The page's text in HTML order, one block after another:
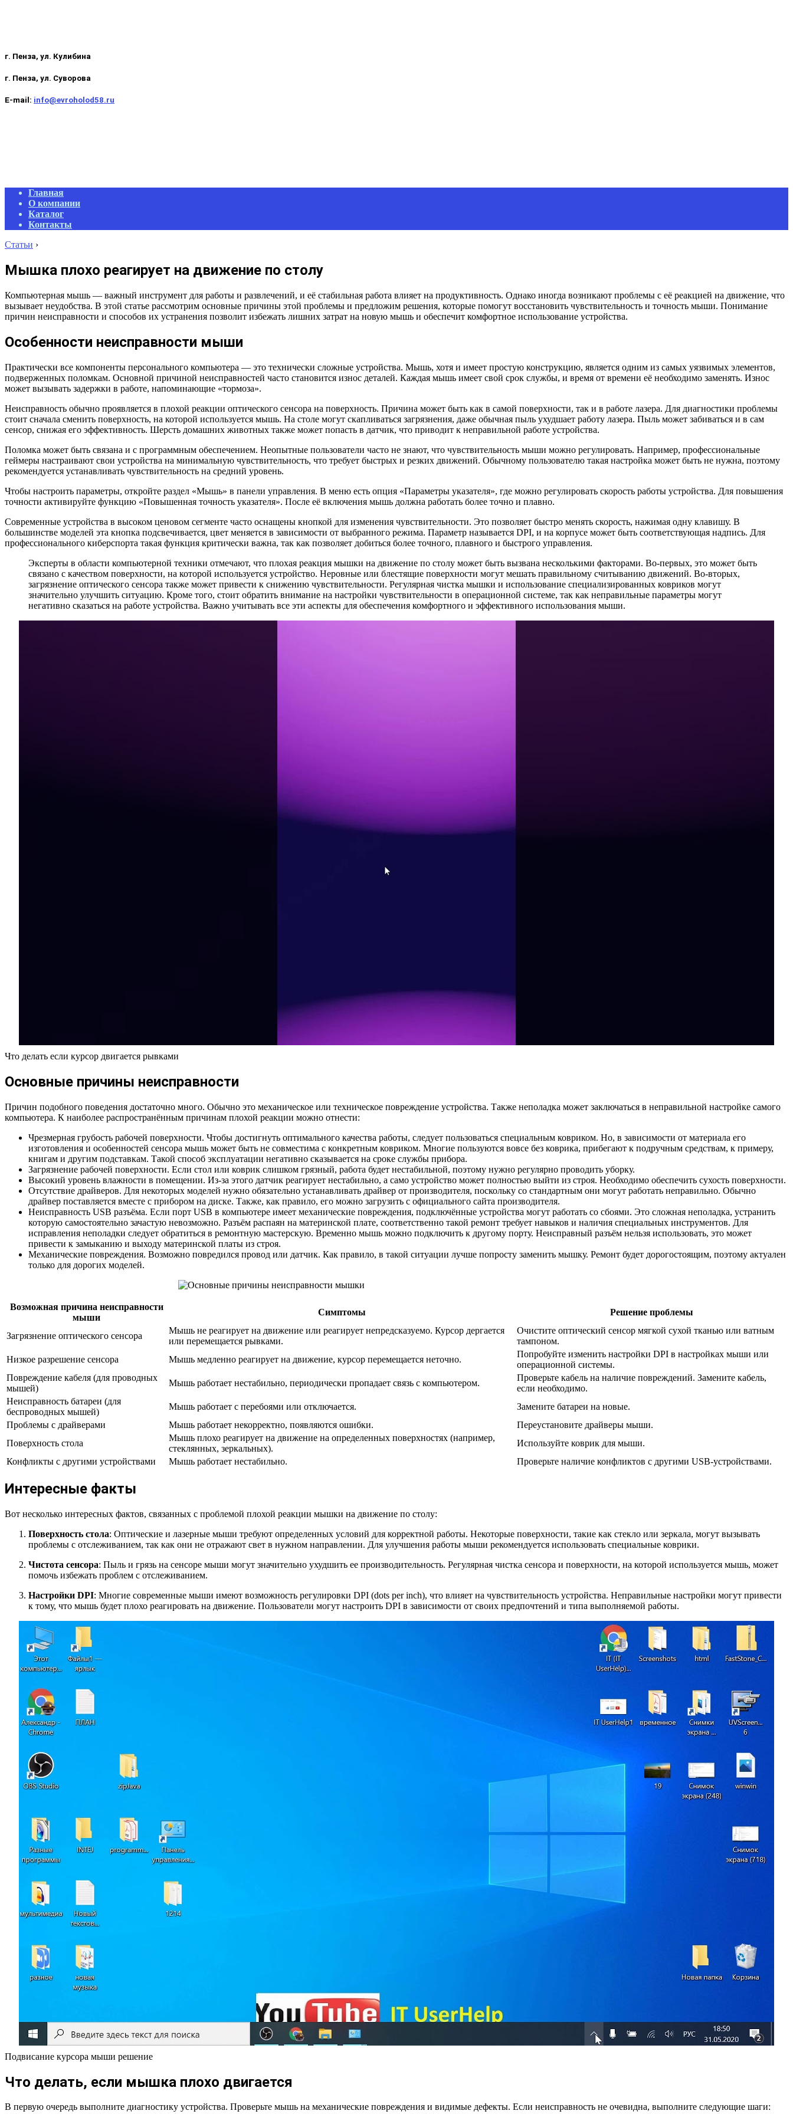
г. Пенза, ул. Кулибина
г. Пенза, ул. Суворова
E-mail: info@evroholod58.ru
Primary
Navigation
Menu
Главная
О компании
Каталог
Контакты
Статьи ›
Мышка плохо реагирует на движение по столу
Компьютерная мышь — важный инструмент для работы и развлечений, и её стабильная работа влияет на продуктивность. Однако иногда возникают проблемы с её реакцией на движение, что
вызывает неудобства. В этой статье рассмотрим основные причины этой проблемы и предложим решения, которые помогут восстановить чувствительность и точность мыши. Понимание
причин неисправности и способов их устранения позволит избежать лишних затрат на новую мышь и обеспечит комфортное использование устройства.
Особенности неисправности мыши
Практически все компоненты персонального компьютера — это технически сложные устройства. Мышь, хотя и имеет простую конструкцию, является одним из самых уязвимых элементов,
подверженных поломкам. Основной причиной неисправностей часто становится износ деталей. Каждая мышь имеет свой срок службы, и время от времени её необходимо заменять. Износ
может вызывать задержки в работе, напоминающие «тормоза».
Неисправность обычно проявляется в плохой реакции оптического сенсора на поверхность. Причина может быть как в самой поверхности, так и в работе лазера. Для диагностики проблемы
стоит сначала сменить поверхность, на которой используется мышь. На столе могут скапливаться загрязнения, даже обычная пыль ухудшает работу лазера. Пыль может забиваться и в сам
сенсор, снижая его эффективность. Шерсть домашних животных также может попасть в датчик, что приводит к неправильной работе устройства.
Поломка может быть связана и с программным обеспечением. Неопытные пользователи часто не знают, что чувствительность мыши можно регулировать. Например, профессиональные
геймеры настраивают свои устройства на минимальную чувствительность, что требует быстрых и резких движений. Обычному пользователю такая настройка может быть не нужна, поэтому
рекомендуется устанавливать чувствительность на средний уровень.
Чтобы настроить параметры, откройте раздел «Мышь» в панели управления. В меню есть опция «Параметры указателя», где можно регулировать скорость работы устройства. Для повышения
точности активируйте функцию «Повышенная точность указателя». После её включения мышь должна работать более точно и плавно.
Современные устройства в высоком ценовом сегменте часто оснащены кнопкой для изменения чувствительности. Это позволяет быстро менять скорость, нажимая одну клавишу. В
большинстве моделей эта кнопка подсвечивается, цвет меняется в зависимости от выбранного режима. Параметр называется DPI, и на корпусе может быть соответствующая надпись. Для
профессионального киберспорта такая функция критически важна, так как позволяет добиться более точного, плавного и быстрого управления.
Эксперты в области компьютерной техники отмечают, что плохая реакция мышки на движение по столу может быть вызвана несколькими факторами. Во-первых, это может быть
связано с качеством поверхности, на которой используется устройство. Неровные или блестящие поверхности могут мешать правильному считыванию движений. Во-вторых,
загрязнение оптического сенсора также может привести к снижению чувствительности. Регулярная чистка мышки и использование специализированных ковриков могут
значительно улучшить ситуацию. Кроме того, стоит обратить внимание на настройки чувствительности в операционной системе, так как неправильные параметры могут
негативно сказаться на работе устройства. Важно учитывать все эти аспекты для обеспечения комфортного и эффективного использования мыши.
Что делать если курсор двигается рывками
Основные причины неисправности
Причин подобного поведения достаточно много. Обычно это механическое или техническое повреждение устройства. Также неполадка может заключаться в неправильной настройке самого
компьютера. К наиболее распространённым причинам плохой реакции можно отнести:
Чрезмерная грубость рабочей поверхности. Чтобы достигнуть оптимального качества работы, следует пользоваться специальным ковриком. Но, в зависимости от материала его
изготовления и особенностей сенсора мышь может быть не совместима с конкретным ковриком. Многие пользуются вовсе без коврика, прибегают к подручным средствам, к примеру,
книгам и другим подставкам. Такой способ эксплуатации негативно сказывается на сроке службы прибора.
Загрязнение рабочей поверхности. Если стол или коврик слишком грязный, работа будет нестабильной, поэтому нужно регулярно проводить уборку.
Высокий уровень влажности в помещении. Из-за этого датчик реагирует нестабильно, а само устройство может полностью выйти из строя. Необходимо обеспечить сухость поверхности.
Отсутствие драйверов. Для некоторых моделей нужно обязательно устанавливать драйвер от производителя, поскольку со стандартным они могут работать неправильно. Обычно
драйвер поставляется вместе с прибором на диске. Также, как правило, его можно загрузить с официального сайта производителя.
Неисправность USB разъёма. Если порт USB в компьютере имеет механические повреждения, подключённые устройства могут работать со сбоями. Это сложная неполадка, устранить
которую самостоятельно зачастую невозможно. Разъём распаян на материнской плате, соответственно такой ремонт требует навыков и наличия специальных инструментов. Для
исправления неполадки следует обратиться в ремонтную мастерскую. Временно мышь можно подключить к другому порту. Неисправный разъём нельзя использовать, это может
привести к замыканию и выходу материнской платы из строя.
Механические повреждения. Возможно повредился провод или датчик. Как правило, в такой ситуации лучше попросту заменить мышку. Ремонт будет дорогостоящим, поэтому актуален
только для дорогих моделей.
Возможная причина неисправности
мыши
Симптомы Решение проблемы
Загрязнение оптического сенсора
Мышь не реагирует на движение или реагирует непредсказуемо. Курсор дергается
или перемещается рывками.
Очистите оптический сенсор мягкой сухой тканью или ватным
тампоном.
Низкое разрешение сенсора
Мышь медленно реагирует на движение, курсор перемещается неточно.
Попробуйте изменить настройки DPI в настройках мыши или
операционной системы.
Повреждение кабеля (для проводных
мышей)
Мышь работает нестабильно, периодически пропадает связь с компьютером.
Проверьте кабель на наличие повреждений. Замените кабель,
если необходимо.
Неисправность батареи (для
беспроводных мышей)
Мышь работает с перебоями или отключается.
Замените батареи на новые.
Проблемы с драйверами
Мышь работает некорректно, появляются ошибки.
Переустановите драйверы мыши.
Поверхность стола
Мышь плохо реагирует на движение на определенных поверхностях (например,
стеклянных, зеркальных).
Используйте коврик для мыши.
Конфликты с другими устройствами
Мышь работает нестабильно. Проверьте наличие конфликтов с другими USB-устройствами.
Интересные факты
Вот несколько интересных фактов, связанных с проблемой плохой реакции мышки на движение по столу:
Поверхность стола: Оптические и лазерные мыши требуют определенных условий для корректной работы. Некоторые поверхности, такие как стекло или зеркала, могут вызывать
проблемы с отслеживанием, так как они не отражают свет в нужном направлении. Для улучшения работы мыши рекомендуется использовать специальные коврики.
Чистота сенсора: Пыль и грязь на сенсоре мыши могут значительно ухудшить ее производительность. Регулярная чистка сенсора и поверхности, на которой используется мышь, может
помочь избежать проблем с отслеживанием.
Настройки DPI: Многие современные мыши имеют возможность регулировки DPI (dots per inch), что влияет на чувствительность устройства. Неправильные настройки могут привести
к тому, что мышь будет плохо реагировать на движение. Пользователи могут настроить DPI в зависимости от своих предпочтений и типа выполняемой работы.
Подвисание курсора мыши решение
Что делать, если мышка плохо двигается
В первую очередь выполните диагностику устройства. Проверьте мышь на механические повреждения и видимые дефекты. Если неисправность не очевидна, выполните следующие шаги: